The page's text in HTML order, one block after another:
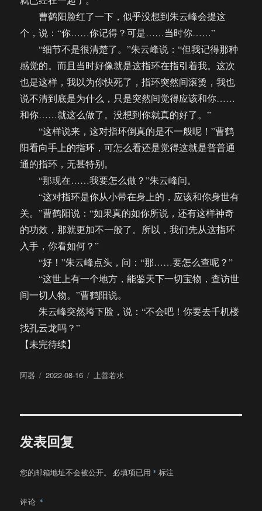
曹鹤阳脸红了一下，似乎没想到朱云峰会提这
个，说：“你……你记得？可是……当时你……”
“细节不是很清楚了。”朱云峰说：“但我记得那种
感觉的。而且当时好像就是这指环在指引着我。这次
也是这样，我以为你快死了，指环突然间滚烫，我也
说不清到底是为什么，只是突然间觉得应该和你……
和你……就这么做了。没想到你就真的好了。”
“这样说来，这对指环倒真的是不一般呢！”曹鹤
阳看向手上的指环，可怎么看还是觉得这就是普普通
通的指环，无甚特别。
“那现在……我要怎么做？”朱云峰问。
“这对指环是你从小带在身上的，应该和你身世有
关。”曹鹤阳说：“如果真的如你所说，还有这样神奇
的功效，那就更加不一般了。所以，我们先从这指环
入手，你看如何？”
“好！”朱云峰点头，问：“那……要怎么查呢？”
“这世上有一个地方，能鉴天下一切宝物，查访世
间一切人物。”曹鹤阳说。
朱云峰突然垮下脸，说：“不会吧！你要去千机楼
找孔云龙吗？”
【未完待续】
作
阿器
发
2022-08-16
分
上善若水
发表回复
您的邮箱地址不会被公开。 必填项已用 * 标注
评论 *